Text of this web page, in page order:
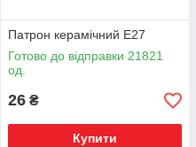
Патрон керамічний Е27
Готово до відправки 21821
од.
26 ₴
Купити